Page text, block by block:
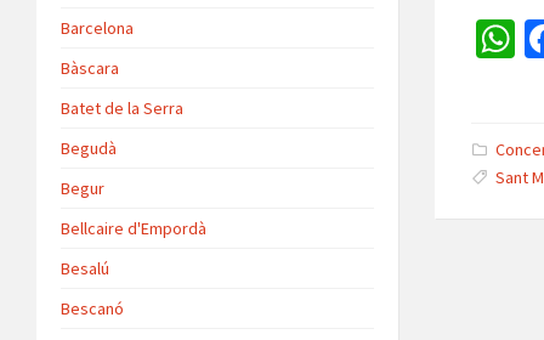
p
p
Sant
Barcelona
Bàscara
Batet de la Serra
Begudà
Begur
Bellcaire d'Empordà
Besalú
Bescanó